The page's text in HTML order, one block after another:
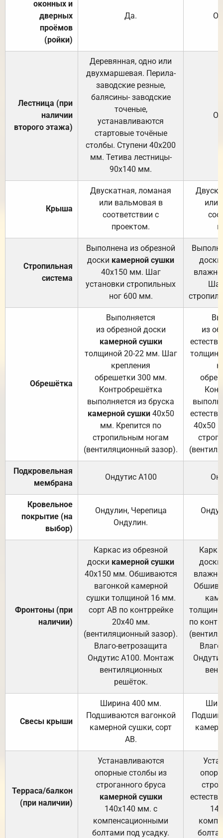
оконных и
дверных
проёмов
(ройки)
Да.
Лестница (при
наличии
второго этажа)
Деревянная, одно или
двухмаршевая. Перила-
заводские резные,
балясины- заводские
точеные,
устанавливаются
стартовые точёные
столбы. Ступени 40х200
мм. Тетива лестницы-
90х140 мм.
Крыша
Двускатная, ломаная
или вальмовая в
соответствии с
проектом.
или
Стропильная
система
Выполнена из обрезной
доски камерной сушки
40х150 мм. Шаг
установки стропильных
ног 600 мм.
доски
Обрешётка
Выполняется
из обрезной доски
камерной сушки
толщиной 20-22 мм. Шаг
крепления
обрешетки 300 мм.
Контробрешётка
выполняется из бруска
камерной сушки40х50
мм. Крепится по
стропильным ногам
(вентиляционный зазор).
из
40х50
Подкровельная
мембрана
Ондутис А100
Кровельное
покрытие (на
выбор)
Ондулин, Черепица
Ондулин.
Фронтоны (при
наличии)
Каркас из обрезной
доски камерной сушки
40х150 мм. Обшиваются
вагонкой камерной
сушки толщиной 16 мм.
сорт АВ по контррейке
20х40 мм.
(вентиляционный зазор).
Влаго-ветрозащита
Ондутис А100. Монтаж
вентиляционных
решёток.
доски
по
Свесы крыши
Ширина 400 мм.
Подшиваются вагонкой
камерной сушки, сорт
АВ.
Терраса/балкон
(при наличии)
Устанавливаются
опорные столбы из
строганного бруса
камерной сушки
140х140 мм. с
компенсационными
болтами под усадку.